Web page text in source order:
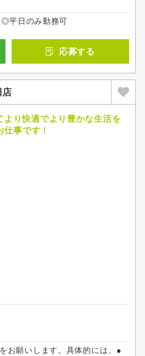
平日のみ勤務可
応募する
より快適でより豊かな生活を
事です！
お願いします。具体的には、●